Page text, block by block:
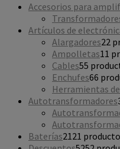
Accesorios para
Artículos de
Alargadores22
Ampolletas11
Cables55
Enchufes66
Herramientas
Autotransformadores
Baterías2121